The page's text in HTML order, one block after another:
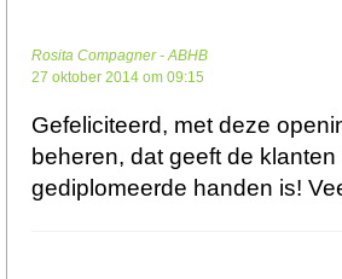
Rosita Compagner - ABHB
27 oktober 2014 om 09:15
Gefeliciteerd, met deze
beheren, dat geeft de
gediplomeerde handen is!